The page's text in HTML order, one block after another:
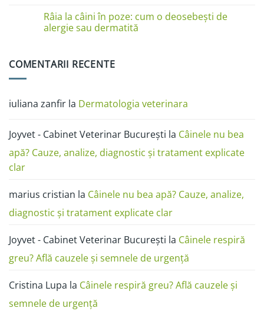
ciupercă,
alergii
și
câini
în
poze:
ciuperca
la
Test
anticorpi
pisică
Râia la câini în poze: cum o deosebești de
alergie sau dermatită
Râia
cum
o
alergie
sau
COMENTARII RECENTE
iuliana zanfir la Dermatologia veterinara
Joyvet - Cabinet Veterinar București la Câinele nu bea
apă? Cauze, analize, diagnostic și tratament explicate
clar
marius cristian la Câinele nu bea apă? Cauze, analize,
diagnostic și tratament explicate clar
Joyvet - Cabinet Veterinar București la Câinele respiră
greu? Află cauzele și semnele de urgență
Cristina Lupa la Câinele respiră greu? Află cauzele și
semnele de urgență